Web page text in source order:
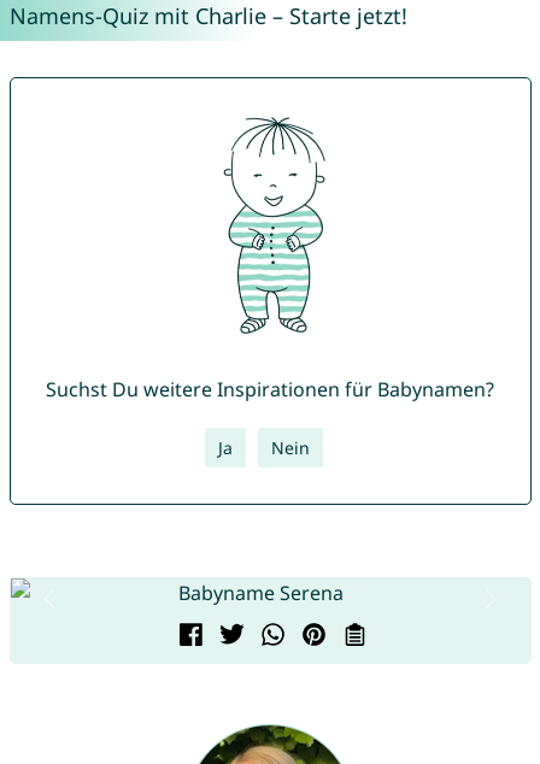
Namens-Quiz mit Charlie – Starte jetzt!
Suchst Du weitere Inspirationen für Babynamen?
Ja Nein